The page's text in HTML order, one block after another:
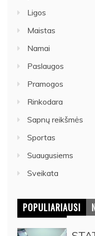
Ligos
Maistas
Namai
Paslaugos
Pramogos
Rinkodara
Sapnų reikšmės
Sportas
Suaugusiems
Sveikata
POPULIARIAUSI